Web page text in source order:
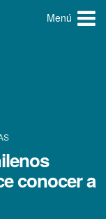
Menú
conocer a